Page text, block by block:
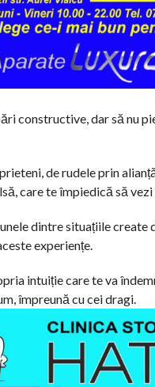
constructive, dar să nu
de rudele prin
care te împiedică să
dintre situațiile create
experiențe.
intuiție care te va
împreună cu cei dragi.